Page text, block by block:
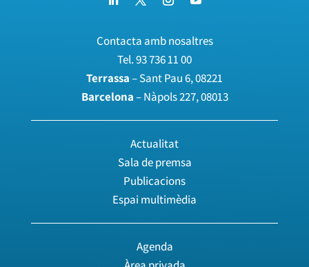
Contacta amb nosaltres
Tel.93 736 11 00
Terrassa– Sant Pau 6, 08221
Barcelona– Nàpols 227, 08013
Actualitat
Sala de premsa
Publicacions
Espai multimèdia
Agenda